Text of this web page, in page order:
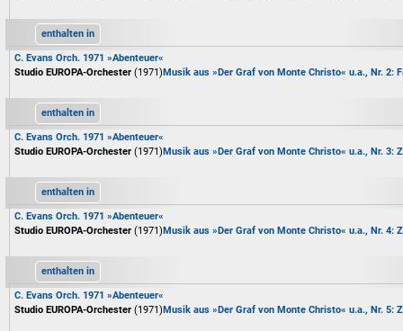
enthalten in
C. Evans Orch. 1971 »Abenteuer«
Studio EUROPA-Orchester (1971)Musik aus »Der Graf von Monte Christo« u.a., Nr. 2:
enthalten in
C. Evans Orch. 1971 »Abenteuer«
Studio EUROPA-Orchester (1971)Musik aus »Der Graf von Monte Christo« u.a., Nr. 3:
enthalten in
C. Evans Orch. 1971 »Abenteuer«
Studio EUROPA-Orchester (1971)Musik aus »Der Graf von Monte Christo« u.a., Nr. 4:
enthalten in
C. Evans Orch. 1971 »Abenteuer«
Studio EUROPA-Orchester (1971)Musik aus »Der Graf von Monte Christo« u.a., Nr. 5: